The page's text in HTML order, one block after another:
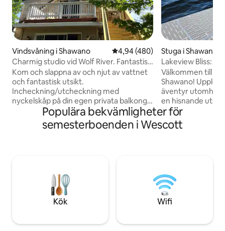
Vindsvåning i Shawano 4,94 av 5 i genomsnittligt
4,94 (480)
Charmig studio vid Wolf River. Fantastisk
utsikt!
Kom och slappna av och njut av vattnet
och fantastisk utsikt.
Incheckning/utcheckning med
nyckelskåp på din egen privata balkong.
Mysig, fräsch, ren tvårumsstudio på
övervåningen i hjärtat av Wisconsin
vackra naturresurser! Kajak på floden,
Green Bay ligger 40 minuter österut.
Forsränning vid Big Smoky Falls. Snabb
wifi-hastighet. Båt till Shawano Lake eller
kryssa på floden.
Stuga i Shawano
Lakeview Bliss:
Välkommen till
Shawano! Upplev
äventyr utomhus
en hisnande
sovplatser. Njut
på den privata
strandlinje och
sandstrand,
Tvättmaskin/
Parkering för 2
minnesvärd
Populära bekvämligheter för
semesterboenden i Wescott
Kök Wifi